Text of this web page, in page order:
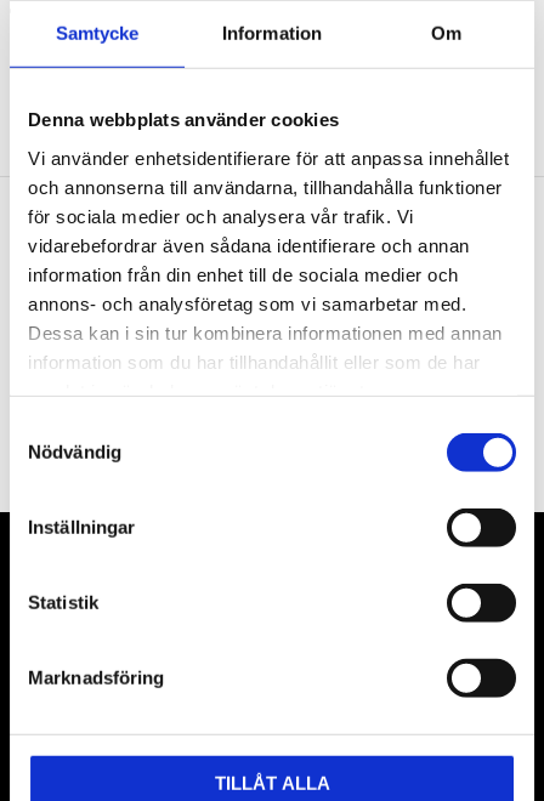
Samtycke Information Om
Denna webbplats använder cookies
Vi använder enhetsidentifierare för att anpassa innehållet
och annonserna till användarna, tillhandahålla funktioner
för sociala medier och analysera vår trafik. Vi
vidarebefordrar även sådana identifierare och annan
information från din enhet till de sociala medier och
annons- och analysföretag som vi samarbetar med.
Dessa kan i sin tur kombinera informationen med annan
information som du har tillhandahållit eller som de har
Nödvändig
Inställningar
Statistik
Marknadsföring
TILLÅT ALLA
Speciellt-verktygsstål
Nyhetsbrev
PRENUMERERA
integritetspolicy.
Våra främsta leverantörer är KS Tools verktyg, ATH billyftar
& däckmaskiner och Master luftmaskiner. Kontakta oss
gärna om vad som helst då vi gör vårt yttersta för att hjälpa